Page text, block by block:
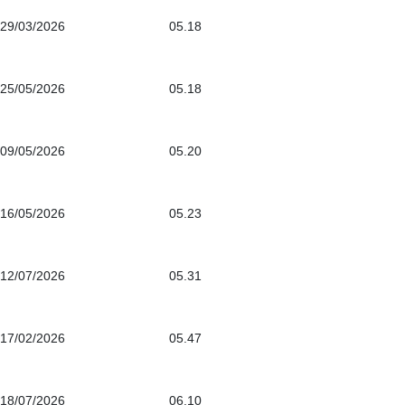
29/03/2026 05.18
25/05/2026 05.18
09/05/2026 05.20
16/05/2026 05.23
12/07/2026 05.31
17/02/2026 05.47
18/07/2026 06.10